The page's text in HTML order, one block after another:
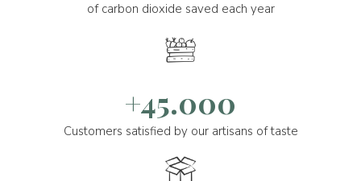
of carbon dioxide saved each year
+45.000
Customers satisfied by our artisans of taste